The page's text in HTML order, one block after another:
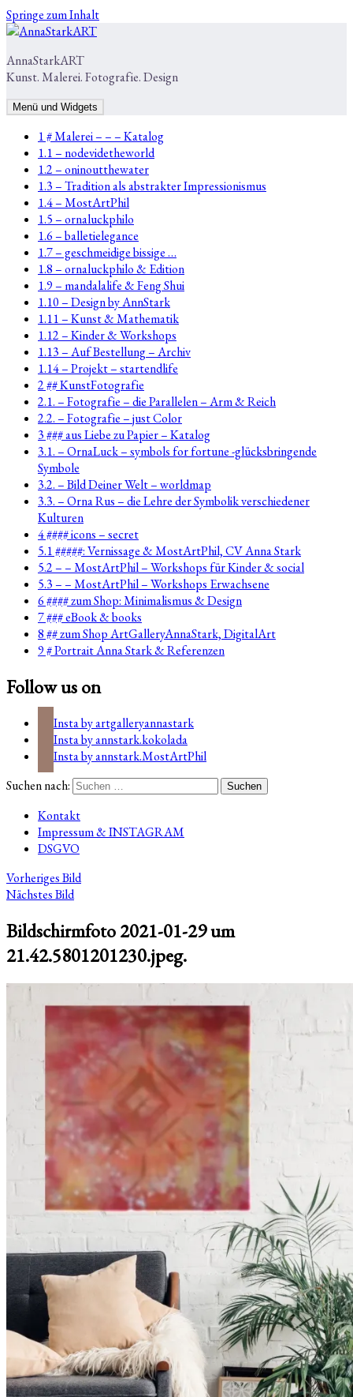
Springe zum Inhalt
AnnaStarkART
Kunst. Malerei. Fotografie. Design
Menü und Widgets
1 # Malerei – – – Katalog
1.1 – nodevidetheworld
1.2 – oninoutthewater
1.3 – Tradition als abstrakter Impressionismus
1.4 – MostArtPhil
1.5 – ornaluckphilo
1.6 – balletielegance
1.7 – geschmeidige bissige …
1.8 – ornaluckphilo & Edition
1.9 – mandalalife & Feng Shui
1.10 – Design by AnnStark
1.11 – Kunst & Mathematik
1.12 – Kinder & Workshops
1.13 – Auf Bestellung – Archiv
1.14 – Projekt – startendlife
2 ## KunstFotografie
2.1. – Fotografie – die Parallelen – Arm & Reich
2.2. – Fotografie – just Color
3 ### aus Liebe zu Papier – Katalog
3.1. – OrnaLuck – symbols for fortune -glücksbringende
Symbole
3.2. – Bild Deiner Welt – worldmap
3.3. – Orna Rus – die Lehre der Symbolik verschiedener
Kulturen
4 #### icons – secret
5.1 #####: Vernissage & MostArtPhil, CV Anna Stark
5.2 – – MostArtPhil – Workshops für Kinder & social
5.3 – – MostArtPhil – Workshops Erwachsene
6 #### zum Shop: Minimalismus & Design
7 ### eBook & books
8 ## zum Shop ArtGalleryAnnaStark, DigitalArt
9 # Portrait Anna Stark & Referenzen
Follow us on
Insta by artgalleryannastark
Insta by annstark.kokolada
Insta by annstark.MostArtPhil
Suchen nach:
Kontakt
Impressum & INSTAGRAM
DSGVO
Vorheriges Bild
Nächstes Bild
Bildschirmfoto 2021-01-29 um
21.42.5801201230.jpeg.